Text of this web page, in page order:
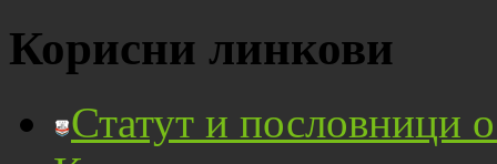
Корисни линкови
Статут и пословници